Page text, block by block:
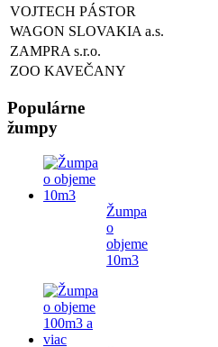
VOJTECH PÁSTOR
WAGON SLOVAKIA a.s.
ZAMPRA s.r.o.
ZOO KAVEČANY
Populárne
žumpy
Žumpa
o
objeme
10m3